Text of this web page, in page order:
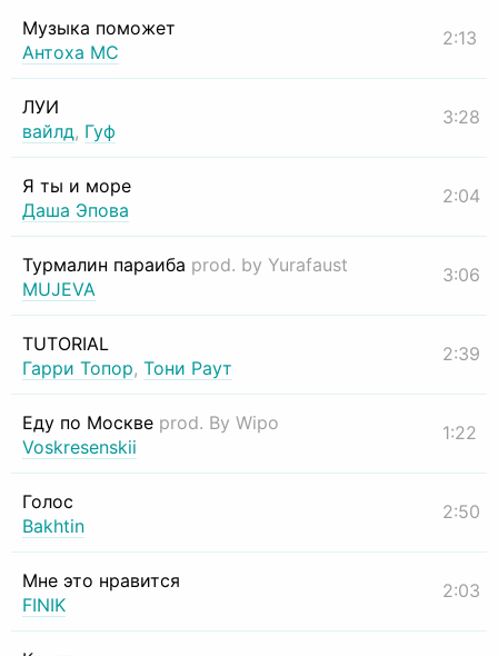
Музыка поможет
Антоха МС
2:13
ЛУИ
вайлд, Гуф
3:28
Я ты и море
Даша Эпова
2:04
Турмалин параиба prod. by Yurafaust
MUJEVA
3:06
TUTORIAL
Гарри Топор, Тони Раут
2:39
Еду по Москве prod. By Wipo
Voskresenskii
1:22
Голос
Bakhtin
2:50
Мне это нравится
FINIK
2:03